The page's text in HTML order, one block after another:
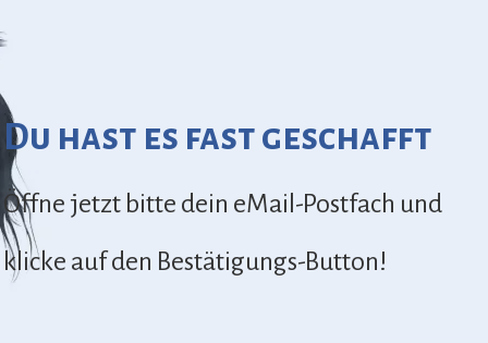
Du hast es fast geschafft
Öffne jetzt bitte dein eMail-Postfach und
klicke auf den Bestätigungs-Button!